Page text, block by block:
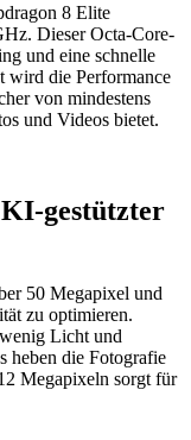
8 Elite
Dieser Octa-Core-
und eine schnelle
wird die Performance
von mindestens
und Videos bietet.
gestützter
50 Megapixel und
zu optimieren.
Licht und
heben die Fotografie
Megapixeln sorgt für